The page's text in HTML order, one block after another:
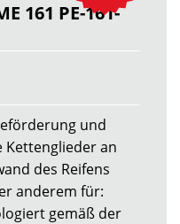
161 PE-161-
und
an
des Reifens
anderem für:
gemäß der